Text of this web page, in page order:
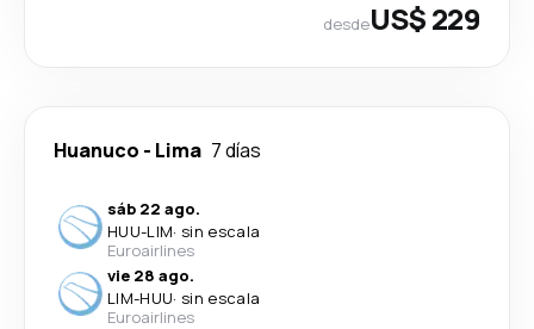
desdeUS$ 229
Huanuco - Lima 7 días
sáb 22 ago.
HUU-LIM· sin escala
Euroairlines
vie 28 ago.
LIM-HUU· sin escala
Euroairlines